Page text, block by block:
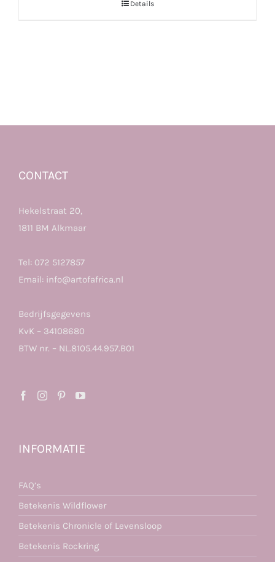
Details
CONTACT
Hekelstraat 20,
1811 BM Alkmaar
Tel: 072 5127857
Email: info@artofafrica.nl
Bedrijfsgegevens
KvK – 34108680
BTW nr. – NL.8105.44.957.B01
INFORMATIE
FAQ’s
Betekenis Wildflower
Betekenis Chronicle of Levensloop
Betekenis Rockring